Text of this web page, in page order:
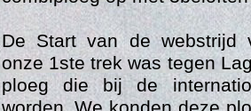
De Start van de webstrijd
onze 1ste trek was tegen
ploeg die bij de